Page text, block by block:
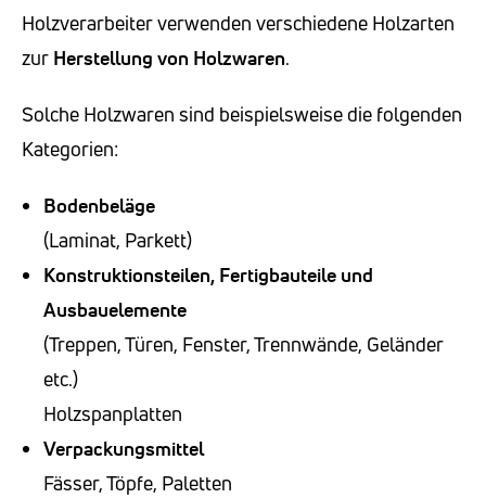
Holzverarbeiter verwenden verschiedene Holzarten
zur Herstellung von Holzwaren.
Solche Holzwaren sind beispielsweise die folgenden
Kategorien:
Bodenbeläge
(Laminat, Parkett)
Konstruktionsteilen, Fertigbauteile und
Ausbauelemente
(Treppen, Türen, Fenster, Trennwände, Geländer
etc.)
Holzspanplatten
Verpackungsmittel
Fässer, Töpfe, Paletten